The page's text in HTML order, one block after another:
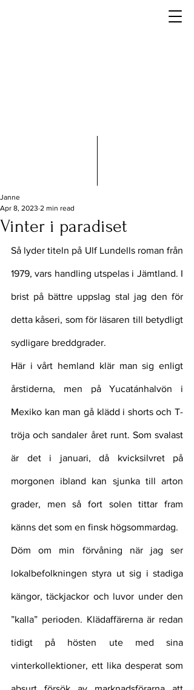
Vinter i paradiset
Janne
Apr 8, 2023 2 min read
Så lyder titeln på Ulf Lundells roman från
1979, vars handling utspelas i Jämtland. I
brist på bättre uppslag stal jag den för
detta kåseri, som för läsaren till betydligt
sydligare breddgrader.
Här i vårt hemland klär man sig enligt
årstiderna, men på Yucatánhalvön i
Mexiko kan man gå klädd i shorts och T-
tröja och sandaler året runt. Som svalast
är det i januari, då kvicksilvret på
morgonen ibland kan sjunka till arton
grader, men så fort solen tittar fram
känns det som en finsk högsommardag.
Döm om min förvåning när jag ser
lokalbefolkningen styra ut sig i stadiga
kängor, täckjackor och luvor under den
”kalla” perioden. Klädaffärerna är redan
tidigt på hösten ute med sina
vinterkollektioner, ett lika desperat som